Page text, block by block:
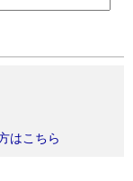
はこちら